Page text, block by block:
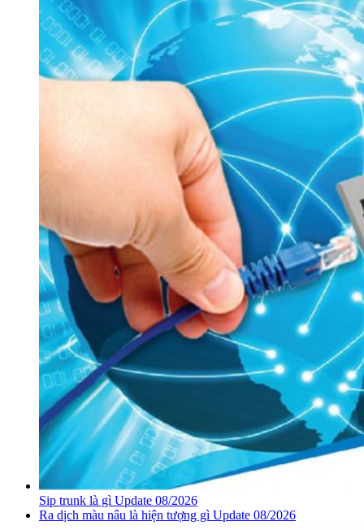
Sip trunk là gì Update 08/2026
Ra dịch màu nâu là hiện tượng gì Update 08/2026